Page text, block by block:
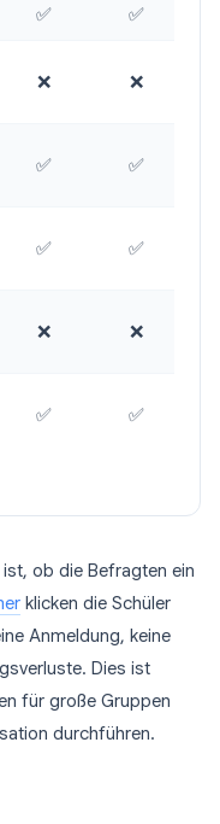
✅ ✅
❌ ❌
✅ ✅
✅ ✅
❌ ❌
✅ ✅
ob die Befragten ein
klicken die Schüler
Anmeldung, keine
Dies ist
für große Gruppen
durchführen.